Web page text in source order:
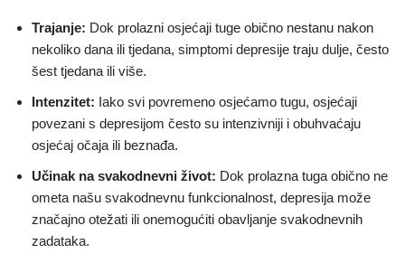
Trajanje: Dok prolazni osjećaji tuge obično nestanu nakon
nekoliko dana ili tjedana, simptomi depresije traju dulje, često
šest tjedana ili više.
Intenzitet: Iako svi povremeno osjećamo tugu, osjećaji
povezani s depresijom često su intenzivniji i obuhvaćaju
osjećaj očaja ili beznađa.
Učinak na svakodnevni život: Dok prolazna tuga obično ne
ometa našu svakodnevnu funkcionalnost, depresija može
značajno otežati ili onemogućiti obavljanje svakodnevnih
zadataka.